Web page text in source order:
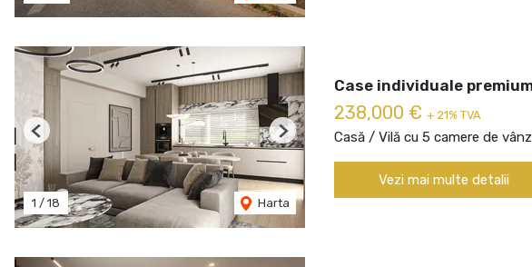
1 / 18 Harta
Previous Next
Case individuale
238,000 € + 21% TVA
Casă / Vilă cu 5 camere de
Vezi mai multe detalii